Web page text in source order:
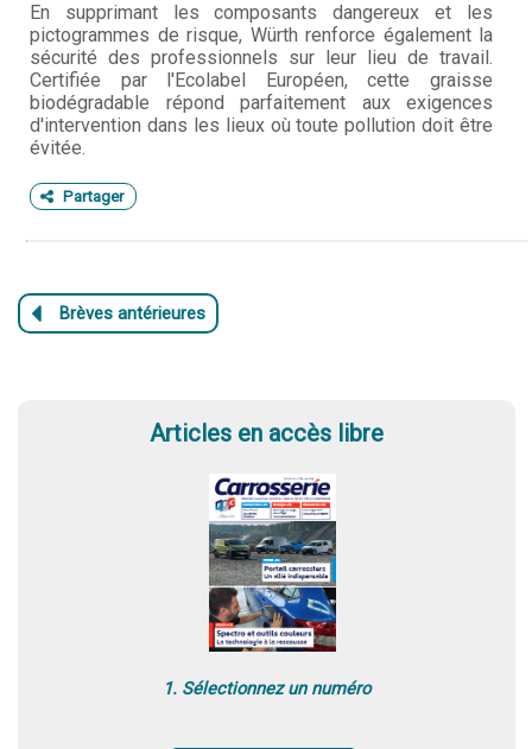
En supprimant les composants dangereux et les
pictogrammes de risque, Würth renforce également la
sécurité des professionnels sur leur lieu de travail.
Certifiée par l'Ecolabel Européen, cette graisse
biodégradable répond parfaitement aux exigences
d'intervention dans les lieux où toute pollution doit être
évitée.
Partager
Articles en accès libre
1. Sélectionnez un numéro